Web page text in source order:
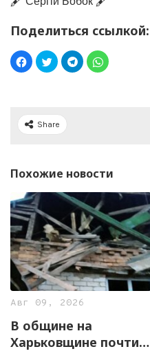
Поделиться ссылкой:
Share
Похожие новости
Авг 09, 2026
В общине на
Харьковщине почти 2